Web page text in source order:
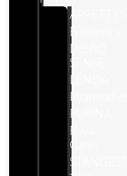
APPETTYS
Bioiberica
SENSE
Pharmadiet
PURINA
Royal
Canin
STANGEST